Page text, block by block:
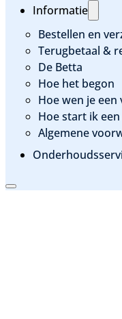
Informatie
Bestellen en
Terugbetaal &
De Betta
Hoe het begon
Hoe wen je een
Hoe start ik
Algemene